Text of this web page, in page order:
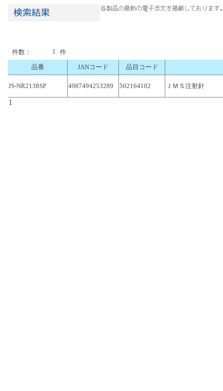
1 件
件数：
品番
JANコード 品目コード
JS-NR2138SP 4987494253289 502164102 ＪＭＳ注射針
1